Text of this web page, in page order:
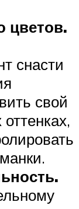
цветов.
снасти
свой